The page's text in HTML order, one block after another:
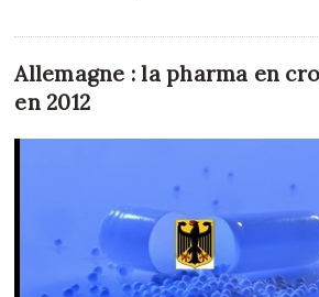
Allemagne : la pharma en
en 2012